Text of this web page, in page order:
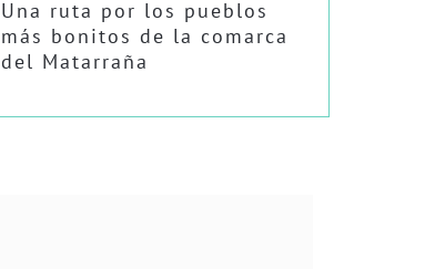
Una ruta por los pueblos
más bonitos de la comarca
del Matarraña